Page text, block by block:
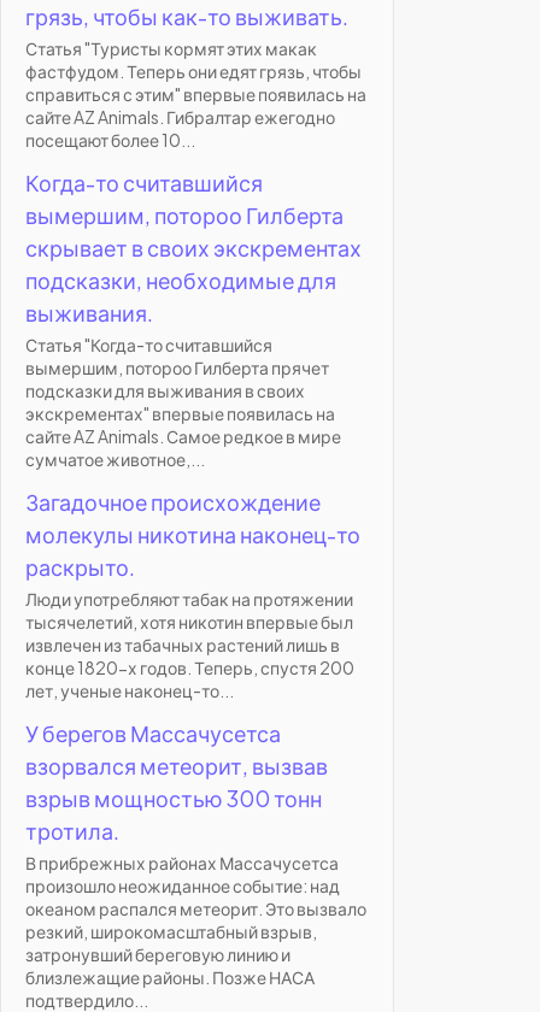
грязь, чтобы как-то выживать.
Статья "Туристы кормят этих макак
фастфудом. Теперь они едят грязь, чтобы
справиться с этим" впервые появилась на
сайте AZ Animals. Гибралтар ежегодно
посещают более 10...
Когда-то считавшийся
вымершим, потороо Гилберта
скрывает в своих экскрементах
подсказки, необходимые для
выживания.
Статья "Когда-то считавшийся
вымершим, потороо Гилберта прячет
подсказки для выживания в своих
экскрементах" впервые появилась на
сайте AZ Animals. Самое редкое в мире
сумчатое животное,...
Загадочное происхождение
молекулы никотина наконец-то
раскрыто.
Люди употребляют табак на протяжении
тысячелетий, хотя никотин впервые был
извлечен из табачных растений лишь в
конце 1820-х годов. Теперь, спустя 200
лет, ученые наконец-то...
У берегов Массачусетса
взорвался метеорит, вызвав
взрыв мощностью 300 тонн
тротила.
В прибрежных районах Массачусетса
произошло неожиданное событие: над
океаном распался метеорит. Это вызвало
резкий, широкомасштабный взрыв,
затронувший береговую линию и
близлежащие районы. Позже НАСА
подтвердило...